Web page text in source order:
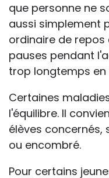
que personne ne
aussi simplement
ordinaire de
pauses pendant
trop longtemps
Certaines
l'équilibre. Il
élèves concernés,
ou encombré.
Pour certains